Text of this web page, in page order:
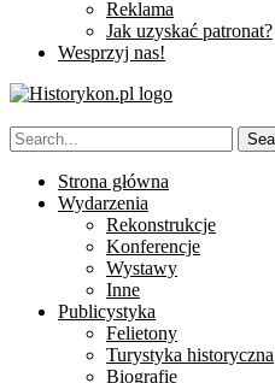
Reklama
Jak uzyskać patronat?
Wesprzyj nas!
Strona główna
Wydarzenia
Rekonstrukcje
Konferencje
Wystawy
Inne
Publicystyka
Felietony
Turystyka historyczna
Biografie